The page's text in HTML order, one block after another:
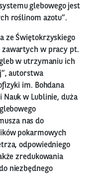
glebowego jest
roślinom azotu”.
ze Świętokrzyskiego
zawartych w pracy pt.
w utrzymaniu ich
autorstwa
im. Bohdana
Nauk w Lublinie, duża
nas do
pokarmowych
odpowiedniego
zredukowania
niezbędnego